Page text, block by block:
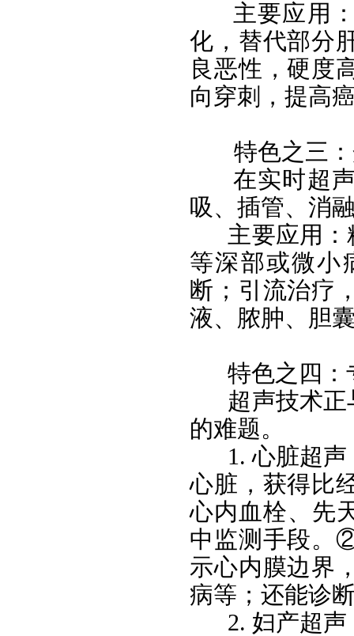
主要应用
化，替代部分
良恶性，硬度
向穿刺，提高
特色之三
在实时超
吸、插管、消
主要应用
等深部或微小
断；引流治疗
液、脓肿、胆
特色之四：
超声技术
的难题。
1. 心脏超
心脏，获得比
心内血栓、先
中监测手段。
示心内膜边界
病等；还能诊
2. 妇产超